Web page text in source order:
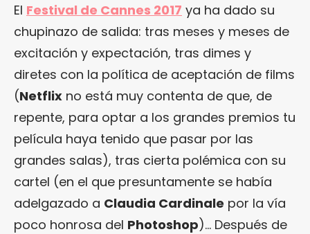
El Festival de Cannes 2017 ya ha dado su
chupinazo de salida: tras meses y meses de
excitación y expectación, tras dimes y
diretes con la política de aceptación de films
(Netflix no está muy contenta de que, de
repente, para optar a los grandes premios tu
película haya tenido que pasar por las
grandes salas), tras cierta polémica con su
cartel (en el que presuntamente se había
adelgazado a Claudia Cardinale por la vía
poco honrosa del Photoshop)… Después de